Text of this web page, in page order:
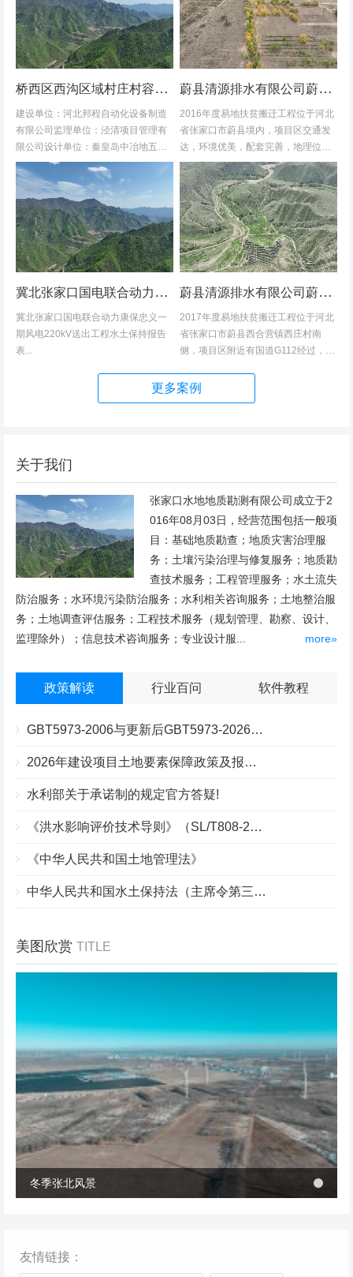
桥西区西沟区域村庄村容村貌改造提升及基础设施建设项目堆料场土地复垦验收资料
建设单位：河北邦程自动化设备制造
有限公司监理单位：泾清项目管理有
限公司设计单位：秦皇岛中冶地五一
五勘测有限公司施工单位：河北康安
劳务派遣有限公司桥西区西沟区域村
庄村容村貌改造提升及基础设施建设
项目堆料...
蔚县清源排水有限公司蔚县2016年度易地扶贫搬迁工程水土保持方案
2016年度易地扶贫搬迁工程位于河北
省张家口市蔚县境内，项目区交通发
达，环境优美，配套完善，地理位置
优越。项目地理位置图见附图1-1。项
目共建12个易地搬迁安置区，分别位
于白草村乡西户庄村、柏树乡柏树...
冀北张家口国电联合动力康保忠义一期风电220kV送出工程水土保持报告表
冀北张家口国电联合动力康保忠义一
期风电220kV送出工程水土保持报告
表...
蔚县清源排水有限公司蔚县2017年度易地扶贫搬迁工程（一期）水土保持方案
2017年度易地扶贫搬迁工程位于河北
省张家口市蔚县西合营镇西庄村南
侧，项目区附近有国道G112经过，交
位置优越。项目地理位置图见附图1。
项目总占地面积14.82hm2,...
更多案例
关于我们
张家口水地地质勘测有限公司成立于2
016年08月03日，经营范围包括一般项
目：基础地质勘查；地质灾害治理服
务；土壤污染治理与修复服务；地质勘
查技术服务；工程管理服务；水土流失
防治服务；水环境污染防治服务；水利相关咨询服务；土地整治服
务；土地调查评估服务；工程技术服务（规划管理、勘察、设计、
监理除外）；信息技术咨询服务；专业设计服...
more»
政策解读 行业百问 软件教程
GBT5973-2006与更新后GBT5973-2026区别你知道几点？
2026年建设项目土地要素保障政策及报批流程
水利部关于承诺制的规定官方答疑!
《洪水影响评价技术导则》（SL/T808-2025）核心解读
《中华人民共和国土地管理法》
中华人民共和国水土保持法（主席令第三十九号）
美图欣赏 TITLE
冬季张北风景
冬季张北风景
友情链接：